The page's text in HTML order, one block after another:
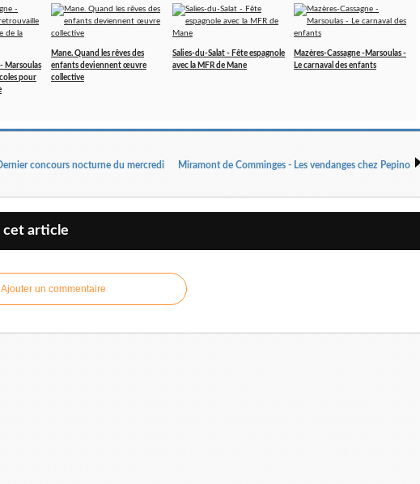
Marsoulas
pour
Mane. Quand les rêves des
enfants deviennent œuvre
collective
Salies-du-Salat - Fête espagnole
avec la MFR de Mane
Mazères-Cassagne -Marsoulas -
Le carnaval des enfants
concours nocturne du mercredi Miramont de Comminges - Les vendanges chez Pepino
cet article
Ajouter un commentaire